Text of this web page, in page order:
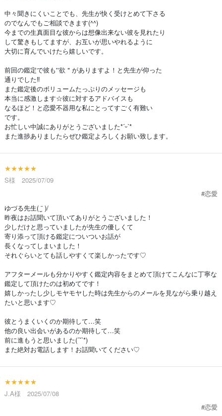
中々聞きにくいことでも、先生が快く受けとめて下さる
のでなんでもご相談できます(^^)
今までの生真面目な彼からは想像出来ない彼を見れたり
して驚きもしてますが、お互いが思いやれるように
大切に育んでいけたら嬉しいです。
前回の鑑定で彼も''欲＂がありますよ！と先生が仰った
通りでした‼︎
また鑑定後のボリュームたっぷりのメッセージも
本当に感激します☆彼に対するアドバイスも
なるほど！と恋愛不器用な私にとってすごく有難い
です。
お忙しい中誠にありがとうございました*ˊᵕˋ*
また進捗ありましたらぜひ鑑定よろしくお願い致します。
★★★★★
S様 2025/07/09
#恋愛
ゆづる先生( ¨̮ )/
昨夜はお話聞いて頂いてありがとうございました！
少しだけと思っていましたが先生の優しくて
寄り添って頂ける鑑定についついお話が
長くなってしまいました！
それぐらいとても話しやすくて楽しかったです♡
アフターメールも分かりやすく鑑定内容をまとめて頂けてこんなに丁寧な
鑑定して頂けたのは初めてです！
嬉しかったし少しモヤモヤした時は先生からのメールを見ながら乗り越え
たいと思います♡
彼とうまくいくのか期待して…笑
他の良い出会いがあるのか期待して…笑
前に進もうと思いました(ˊ˘ˋ*)
また絶対お電話します！お話聞いてください♡
★★★★★
J.A様 2025/07/08
#恋愛